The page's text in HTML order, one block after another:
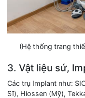
(Hệ thống trang
3. Vật liệu sứ,
Các trụ Implant như:
Sĩ), Hiossen (Mỹ),